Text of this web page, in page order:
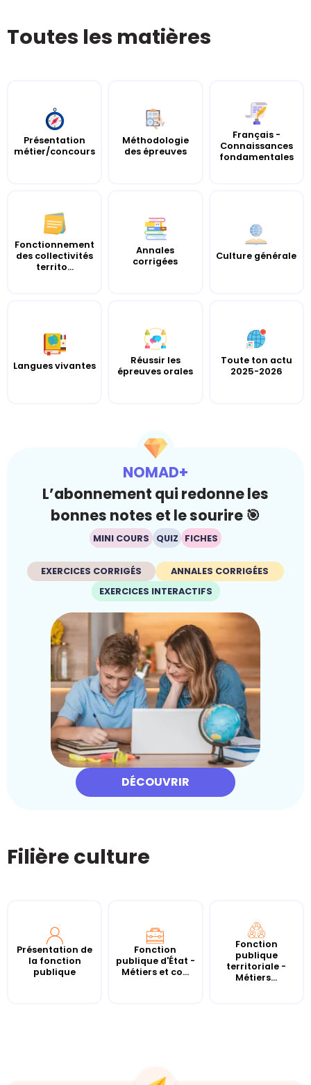
Toutes les matières
Présentation
métier/concours
Méthodologie
des épreuves
Français -
Connaissances
fondamentales
Fonctionnement
des collectivités
territo...
Annales
corrigées
Culture générale
Langues vivantes
Réussir les
épreuves orales
Toute ton actu
2025-2026
NOMAD+
L’abonnement qui redonne les
bonnes notes et le sourire 🎯
MINI COURS QUIZ FICHES
EXERCICES CORRIGÉS
ANNALES CORRIGÉES
EXERCICES INTERACTIFS
DÉCOUVRIR
Filière culture
Présentation de
la fonction
publique
Fonction
publique d'État -
Métiers et co...
Fonction
publique
territoriale -
Métiers...